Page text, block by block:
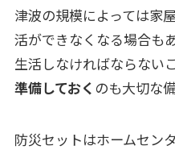
津波の規模によっては家
活ができなくなる場合も
生活しなければならない
準備しておく のも大切な備
防災セットはホームセン